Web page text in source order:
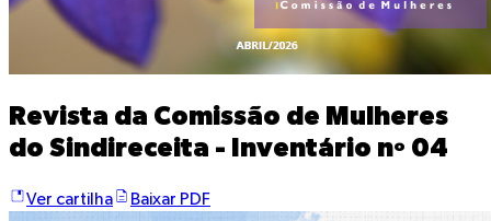
Revista da Comissão de Mulheres
do Sindireceita - Inventário nº 04
Ver cartilha Baixar PDF